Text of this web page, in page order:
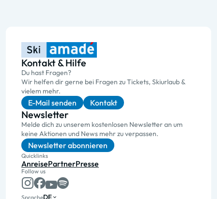
Kontakt & Hilfe
Du hast Fragen?
Wir helfen dir gerne bei Fragen zu Tickets, Skiurlaub &
vielem mehr.
E-Mail senden Kontakt
Newsletter
Melde dich zu unserem kostenlosen Newsletter an um
keine Aktionen und News mehr zu verpassen.
Newsletter abonnieren
Quicklinks
AnreisePartnerPresse
Follow us
SpracheDE